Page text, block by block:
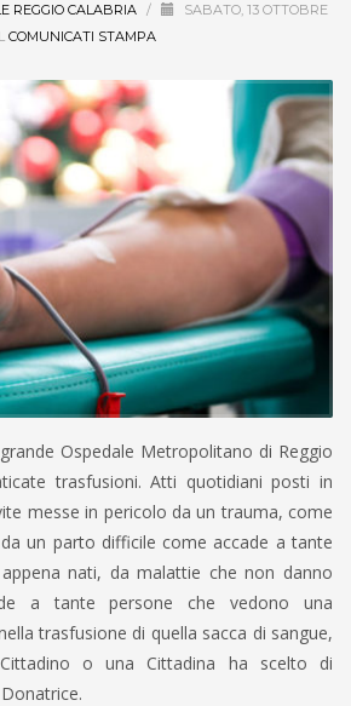
REGGIO CALABRIA /
SABATO, 13 OTTOBRE
COMUNICATI STAMPA
Ospedale Metropolitano di Reggio
trasfusioni. Atti quotidiani posti in
messe in pericolo da un trauma, come
un parto difficile come accade a tante
nati, da malattie che non danno
a tante persone che vedono una
trasfusione di quella sacca di sangue,
o una Cittadina ha scelto di